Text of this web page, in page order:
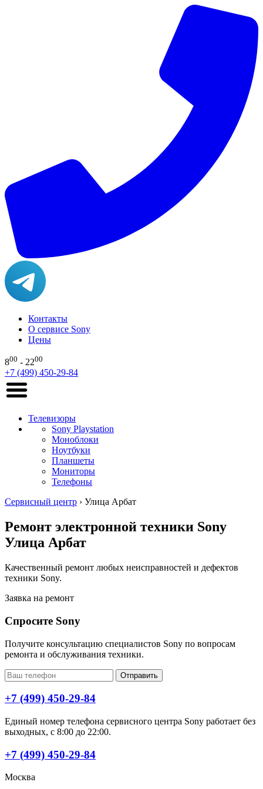
Контакты
О сервисе Sony
Цены
800 - 2200
+7 (499) 450-29-84
Телевизоры
Sony Playstation
Моноблоки
Ноутбуки
Планшеты
Мониторы
Телефоны
Сервисный центр › Улица Арбат
Ремонт электронной техники Sony
Улица Арбат
Качественный ремонт любых неисправностей и дефектов
техники Sony.
Заявка на ремонт
Спросите Sony
Получите консультацию специалистов Sony по вопросам
ремонта и обслуживания техники.
Отправить
+7 (499) 450-29-84
Единый номер телефона сервисного центра Sony работает без
выходных, с 8:00 до 22:00.
+7 (499) 450-29-84
Москва